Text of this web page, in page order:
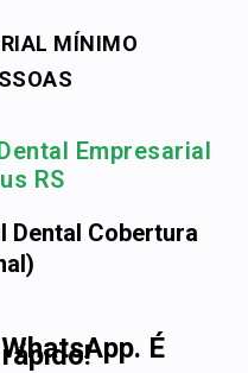
MÍNIMO
Empresarial
RS
Dental Cobertura
É